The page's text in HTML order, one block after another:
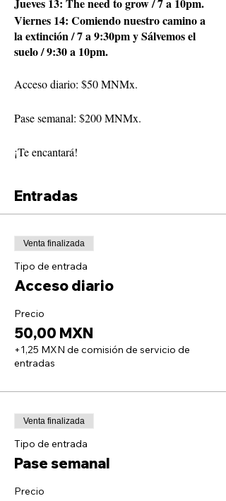
Viernes 14: Comiendo nuestro camino a
la extinción / 7 a 9:30pm y Sálvemos el
suelo / 9:30 a 10pm.
Acceso diario: $50 MNMx.
Pase semanal: $200 MNMx.
¡Te encantará!
Entradas
Venta finalizada
Tipo de entrada
Acceso diario
Precio
50,00 MXN
+1,25 MXN de comisión de servicio de
entradas
Venta finalizada
Tipo de entrada
Pase semanal
Precio